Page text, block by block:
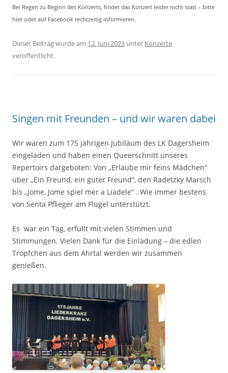
Bei Regen zu Beginn des Konzerts, findet das Konzert leider nicht statt – bitte
hier oder auf Facebook rechtzeitig informieren.
Dieser Beitrag wurde am 12. Juni 2023 unter Konzerte
veröffentlicht.
Singen mit Freunden – und wir waren dabei
Wir waren zum 175 jährigen Jubiläum des LK Dagersheim
eingeladen und haben einen Queerschnitt unseres
Repertoirs dargeboten: Von „Erlaube mir feins Mädchen“
über „Ein Freund, ein guter Freund“, den Radetzky Marsch
bis „Jome, Jome spiel mer a Liadele“ . Wie immer bestens
von Senta Pflieger am Flügel unterstützt.
Es war ein Tag, erfüllt mit vielen Stimmen und
Stimmungen. Vielen Dank für die Einladung – die edlen
Tröpfchen aus dem Ahrtal werden wir zusammen
genießen.